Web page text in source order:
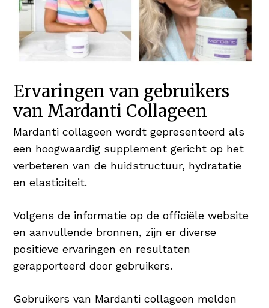
Ervaringen van gebruikers
van Mardanti Collageen
Mardanti collageen wordt gepresenteerd als
een hoogwaardig supplement gericht op het
verbeteren van de huidstructuur, hydratatie
en elasticiteit.
Volgens de informatie op de officiële website
en aanvullende bronnen, zijn er diverse
positieve ervaringen en resultaten
gerapporteerd door gebruikers.
Gebruikers van Mardanti collageen melden